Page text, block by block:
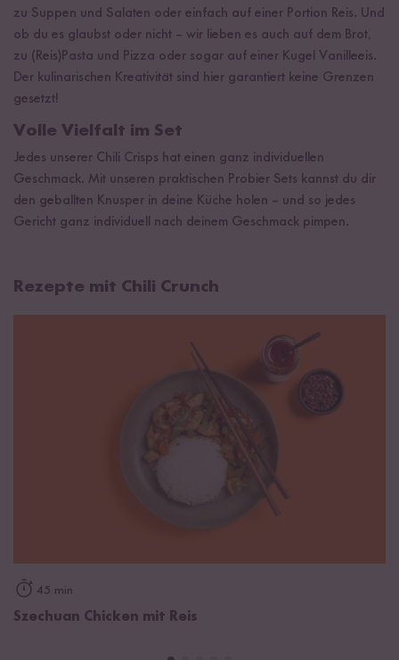
zu Suppen und Salaten oder einfach auf einer Portion Reis. Und
ob du es glaubst oder nicht – wir lieben es auch auf dem Brot,
zu (Reis)Pasta und Pizza oder sogar auf einer Kugel Vanilleeis.
Der kulinarischen Kreativität sind hier garantiert keine Grenzen
gesetzt!
Volle Vielfalt im Set
Jedes unserer Chili Crisps hat einen ganz individuellen
Geschmack. Mit unseren praktischen Probier Sets kannst du dir
den geballten Knusper in deine Küche holen – und so jedes
Gericht ganz individuell nach deinem Geschmack pimpen.
Rezepte mit Chili Crunch
45 min
Szechuan Chicken mit Reis